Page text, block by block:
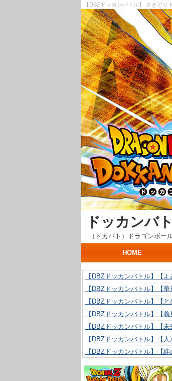
【DBZドッカンバトル】 さきど
ドッカンバ
（ドカバト）ドラゴンボー
HOME
【DBZドッカンバトル】【
【DBZドッカンバトル】【
【DBZドッカンバトル】【
【DBZドッカンバトル】【
【DBZドッカンバトル】【
【DBZドッカンバトル】【
【DBZドッカンバトル】【
【DBZドッカンバトル】【抗
【DBZドッカンバトル】【